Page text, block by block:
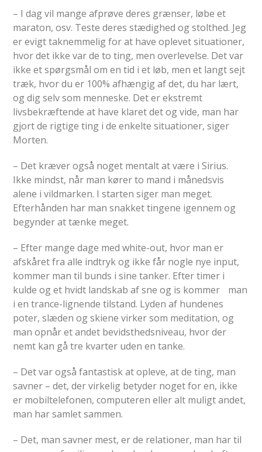
– I dag vil mange afprøve deres grænser, løbe et
maraton, osv. Teste deres stædighed og stolthed. Jeg
er evigt taknemmelig for at have oplevet situationer,
hvor det ikke var de to ting, men overlevelse. Det var
ikke et spørgsmål om en tid i et løb, men et langt sejt
træk, hvor du er 100% afhængig af det, du har lært,
og dig selv som menneske. Det er ekstremt
livsbekræftende at have klaret det og vide, man har
gjort de rigtige ting i de enkelte situationer, siger
Morten.
– Det kræver også noget mentalt at være i Sirius.
Ikke mindst, når man kører to mand i månedsvis
alene i vildmarken. I starten siger man meget.
Efterhånden har man snakket tingene igennem og
begynder at tænke meget.
– Efter mange dage med white-out, hvor man er
afskåret fra alle indtryk og ikke får nogle nye input,
kommer man til bunds i sine tanker. Efter timer i
kulde og et hvidt landskab af sne og is kommer man
i en trance-lignende tilstand. Lyden af hundenes
poter, slæden og skiene virker som meditation, og
man opnår et andet bevidsthedsniveau, hvor der
nemt kan gå tre kvarter uden en tanke.
– Det var også fantastisk at opleve, at de ting, man
savner – det, der virkelig betyder noget for en, ikke
er mobiltelefonen, computeren eller alt muligt andet,
man har samlet sammen.
– Det, man savner mest, er de relationer, man har til